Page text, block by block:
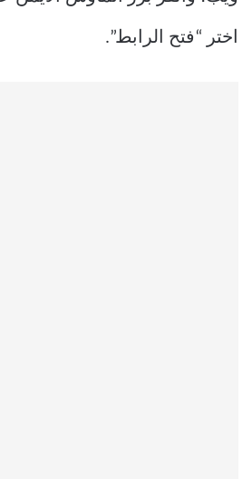
اختر “فتح الرابط”.